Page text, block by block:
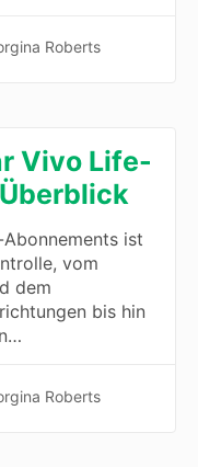
Roberts
Vivo Life-
ist
vom
dem
bis hin
Roberts